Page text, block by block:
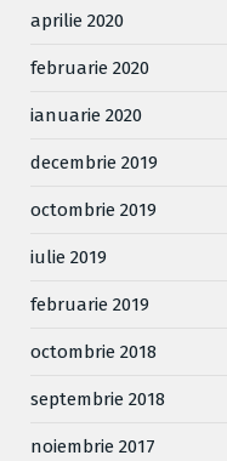
aprilie 2020
februarie 2020
ianuarie 2020
decembrie 2019
octombrie 2019
iulie 2019
februarie 2019
octombrie 2018
septembrie 2018
noiembrie 2017